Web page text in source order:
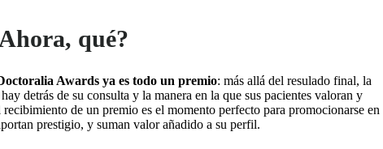
qué?
Awards ya es todo un premio: más allá del resulado final, la
detrás de su consulta y la manera en la que sus pacientes valoran y
de un premio es el momento perfecto para promocionarse en
prestigio, y suman valor añadido a su perfil.